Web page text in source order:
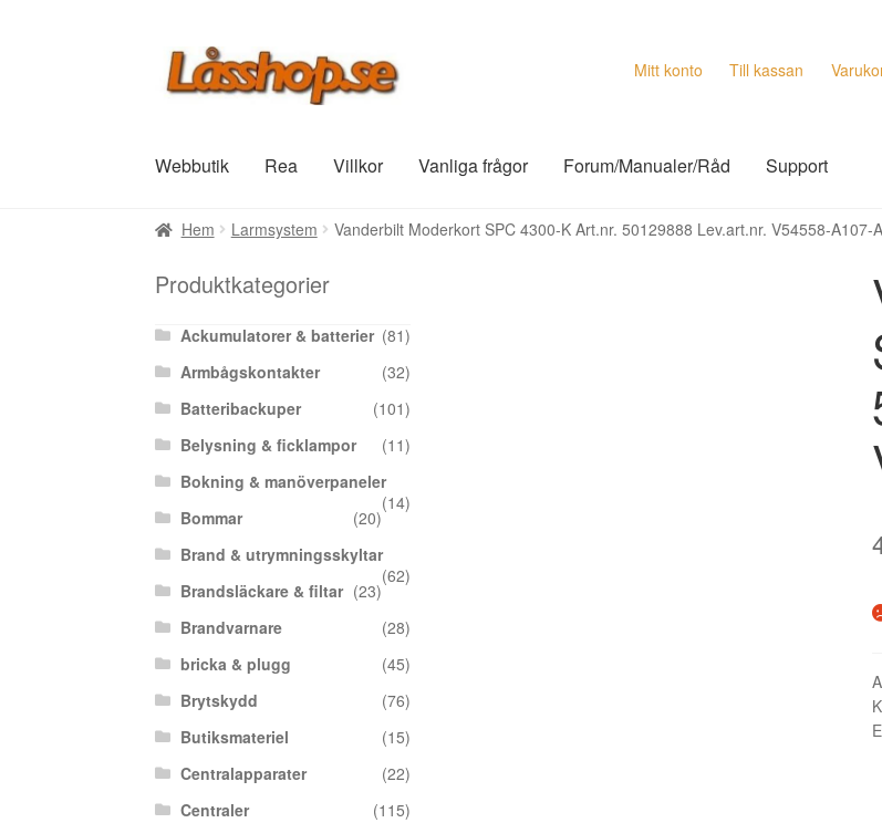
Hoppa
till
Hoppa
till
Mitt konto Till kassan
Webbutik Rea Villkor Vanliga frågor Forum/Manualer/Råd Support
Hem Larmsystem Vanderbilt Moderkort SPC 4300-K Art.nr. 50129888 Lev.art.nr. V54558-A107-
Produktkategorier
Ackumulatorer & batterier (81)
Armbågskontakter
(32)
Batteribackuper
(101)
Belysning & ficklampor
(11)
Bokning & manöverpaneler
(14)
Bommar
(20)
Brand & utrymningsskyltar
(62)
Brandsläckare & filtar (23)
Brandvarnare
(28)
bricka & plugg
(45)
Brytskydd
(76)
Butiksmateriel
(15)
Centralapparater
(22)
Centraler
(115)